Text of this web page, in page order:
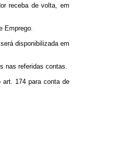
receba de volta, em
Emprego.
disponibilizada em
nas referidas contas.
art. 174 para conta de